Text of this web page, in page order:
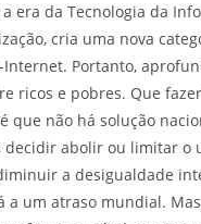
era da Tecnologia da
cria uma nova
Internet. Portanto,
ricos e pobres. Que
que não há solução
abolir ou limitar o
a desigualdade
a um atraso mundial.